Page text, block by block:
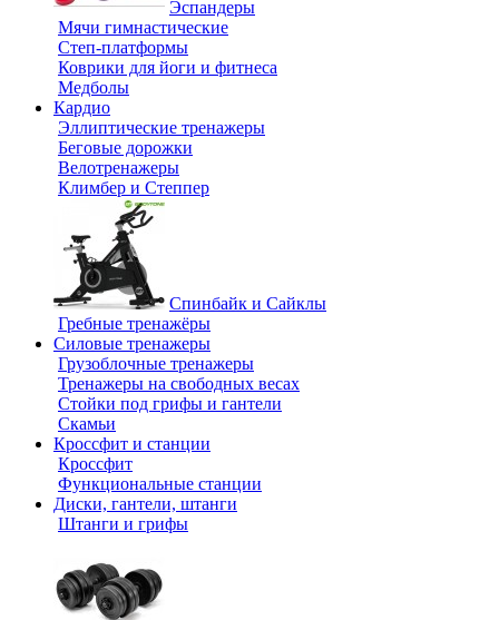
Эспандеры
Мячи гимнастические
Степ-платформы
Коврики для йоги и фитнеса
Медболы
Кардио
Эллиптические тренажеры
Беговые дорожки
Велотренажеры
Климбер и Степпер
Спинбайк и Сайклы
Гребные тренажёры
Силовые тренажеры
Грузоблочные тренажеры
Тренажеры на свободных весах
Стойки под грифы и гантели
Скамьи
Кроссфит и станции
Кроссфит
Функциональные станции
Диски, гантели, штанги
Штанги и грифы